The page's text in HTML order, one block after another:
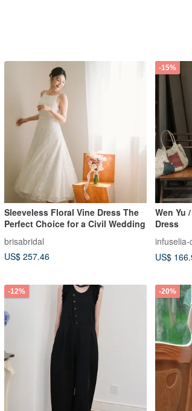
Sleeveless Floral Vine Dress The
Perfect Choice for a Civil Wedding
brisabridal
US$ 257.46
-15%
Wen Yu
Dress
infuselia-
US$
-12% -20%